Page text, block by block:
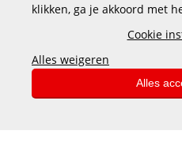
Veilig en
klikken, ga je akkoord met
Cookie
Alles weigeren
Alles